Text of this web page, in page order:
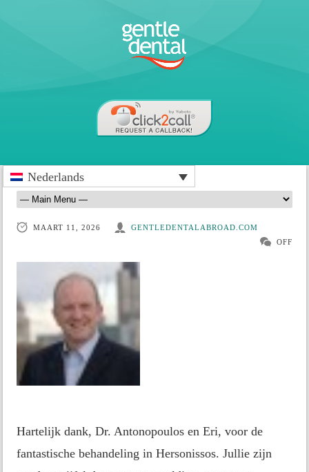
Nederlands
MAART 11, 2026
GENTLEDENTALABROAD.COM
OFF
Hartelijk dank, Dr. Antonopoulos en Eri, voor de
fantastische behandeling in Hersonissos. Jullie zijn